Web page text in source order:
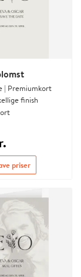
| Premiumkort
finish
priser